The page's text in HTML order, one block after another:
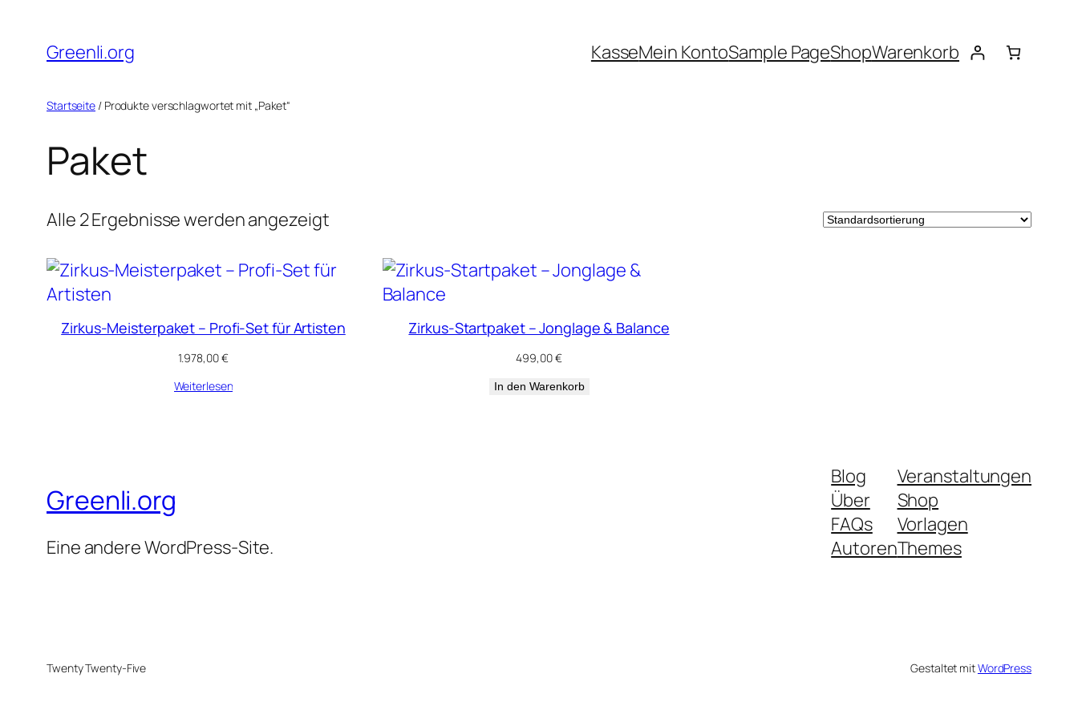
Inhalt
Greenli.org KasseMein KontoSample PageShopWarenkorb
Startseite / Produkte verschlagwortet mit „Paket“
Paket
Alle 2 Ergebnisse werden angezeigt
Zirkus-Meisterpaket – Profi-Set für Artisten
1.978,00€
Weiterlesen
Zirkus-Startpaket – Jonglage & Balance
499,00€
In den Warenkorb
Greenli.org
Eine andere WordPress-Site.
Blog
Über
FAQs
Autoren
Veranstaltungen
Shop
Vorlagen
Themes
Twenty Twenty-Five Gestaltet mitWordPress